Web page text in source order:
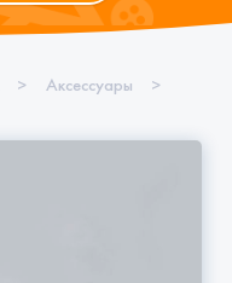
> Аксессуары
>